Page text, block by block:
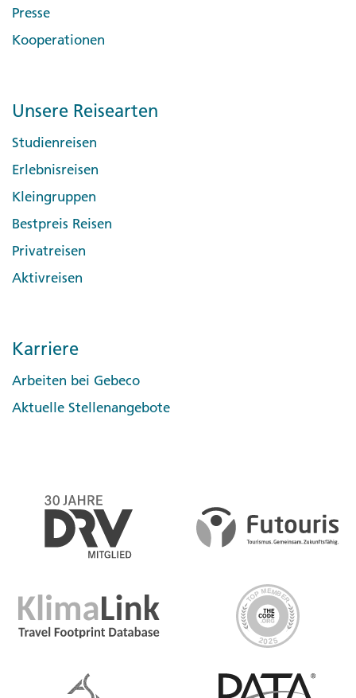
Presse
Kooperationen
Unsere Reisearten
Studienreisen
Erlebnisreisen
Kleingruppen
Bestpreis Reisen
Privatreisen
Aktivreisen
Karriere
Arbeiten bei Gebeco
Aktuelle Stellenangebote